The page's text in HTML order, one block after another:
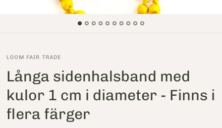
LOOM FAIR TRADE
Långa sidenhalsband med
kulor 1 cm i diameter - Finns i
flera färger